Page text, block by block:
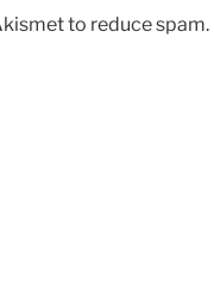
to reduce spam.